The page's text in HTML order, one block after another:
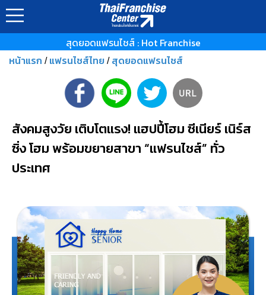
สุดยอดแฟรนไชส์ : Hot Franchise
หน้าแรก / แฟรนไชส์ไทย / สุดยอดแฟรนไชส์
สังคมสูงวัย เติบโตแรง! แฮปปี้โฮม ซีเนียร์ เนิร์ส
ซิ่ง โฮม พร้อมขยายสาขา “แฟรนไชส์” ทั่ว
ประเทศ